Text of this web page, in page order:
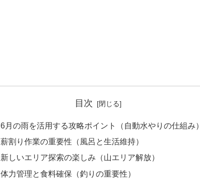
目次
6月の雨を活用する攻略ポイント（自動水やりの仕組み）
薪割り作業の重要性（風呂と生活維持）
新しいエリア探索の楽しみ（山エリア解放）
体力管理と食料確保（釣りの重要性）